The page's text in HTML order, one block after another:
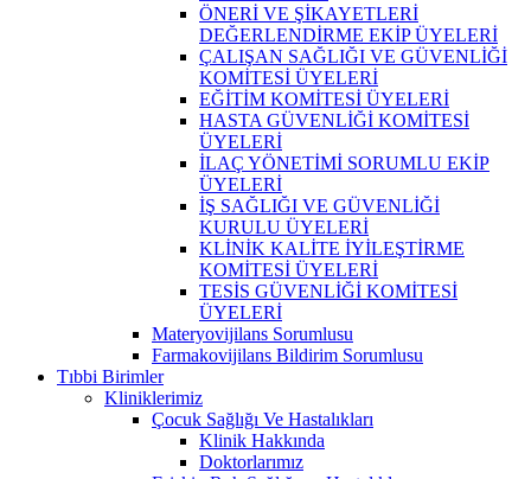
ÖNERİ VE ŞİKAYETLERİ
DEĞERLENDİRME EKİP ÜYELERİ
ÇALIŞAN SAĞLIĞI VE GÜVENLİĞİ
KOMİTESİ ÜYELERİ
EĞİTİM KOMİTESİ ÜYELERİ
HASTA GÜVENLİĞİ KOMİTESİ
ÜYELERİ
İLAÇ YÖNETİMİ SORUMLU EKİP
ÜYELERİ
İŞ SAĞLIĞI VE GÜVENLİĞİ
KURULU ÜYELERİ
KLİNİK KALİTE İYİLEŞTİRME
KOMİTESİ ÜYELERİ
TESİS GÜVENLİĞİ KOMİTESİ
ÜYELERİ
Materyovijilans Sorumlusu
Farmakovijilans Bildirim Sorumlusu
Tıbbi Birimler
Kliniklerimiz
Çocuk Sağlığı Ve Hastalıkları
Klinik Hakkında
Doktorlarımız